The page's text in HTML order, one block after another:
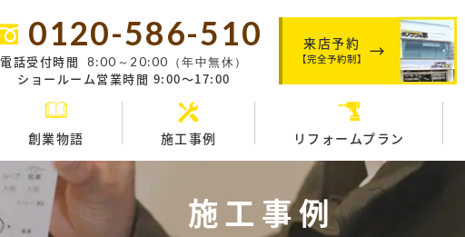
0120-586-510
電話受付時間 8:00～20:00（年中無休）
ショールーム営業時間 9:00～17:00
来店予約
【完全予約制】
創業物語 施工事例 リフォームプラン
施工事例